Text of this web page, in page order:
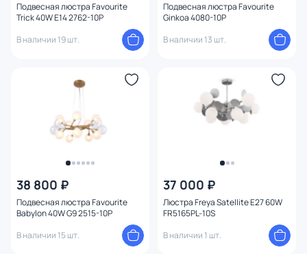
Подвесная люстра Favourite
Trick 40W E14 2762-10P
В наличии 19 шт.
Подвесная люстра Favourite
Ginkoa 4080-10P
В наличии 13 шт.
38 800 ₽
Подвесная люстра Favourite
Babylon 40W G9 2515-10P
В наличии 15 шт.
37 000 ₽
Люстра Freya Satellite E27 60W
FR5165PL-10S
В наличии 1 шт.